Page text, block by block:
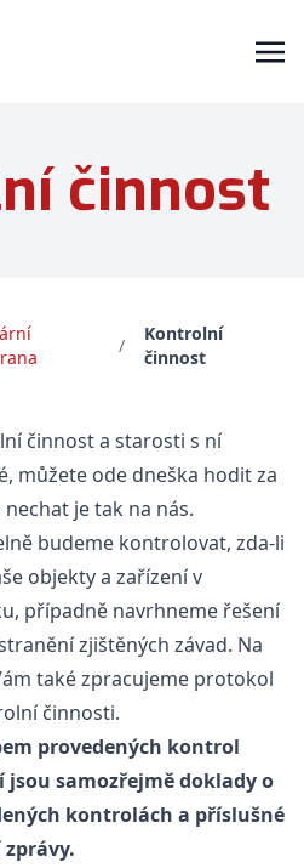
činnost
/
Kontrolní
činnost
činnost a starosti s ní
můžete ode dneška hodit za
nechat je tak na nás.
budeme kontrolovat, zda-li
objekty a zařízení v
případně navrhneme řešení
zjištěných závad. Na
také zpracujeme protokol
činnosti.
provedených kontrol
jsou samozřejmě doklady o
kontrolách a příslušné